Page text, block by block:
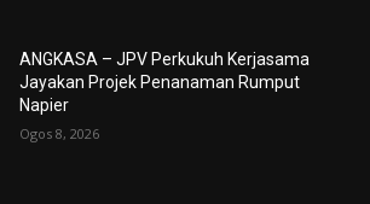
ANGKASA – JPV Perkukuh Kerjasama
Jayakan Projek Penanaman Rumput
Napier
Ogos 8, 2026